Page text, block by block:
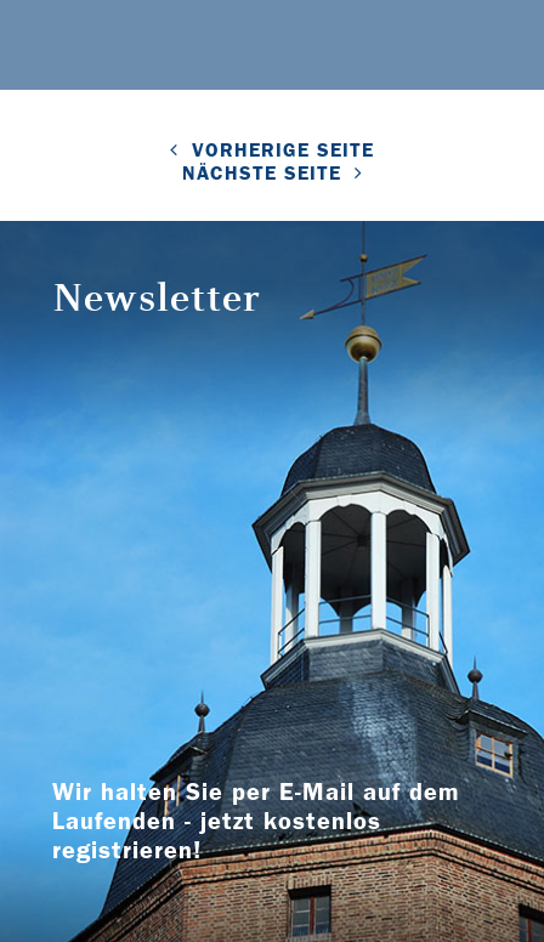
VORHERIGE SEITE
NÄCHSTE SEITE
Newsletter
Wir halten Sie per E-Mail auf dem
Laufenden - jetzt kostenlos
registrieren!